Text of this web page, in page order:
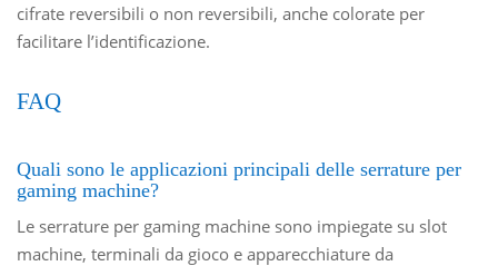
cifrate reversibili o non reversibili, anche colorate per
facilitare l’identificazione.
FAQ
Quali sono le applicazioni principali delle serrature per
gaming machine?
Le serrature per gaming machine sono impiegate su slot
machine, terminali da gioco e apparecchiature da